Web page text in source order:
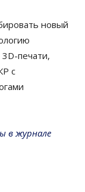
новый
печати,
с
в журнале